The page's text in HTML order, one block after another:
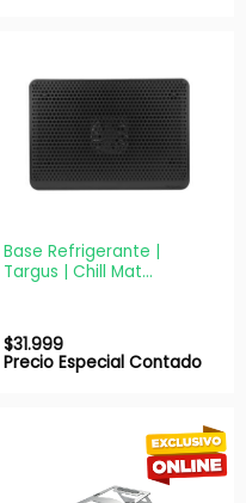
Base Refrigerante |
Targus | Chill Mat
$31.999
Precio Especial Contado